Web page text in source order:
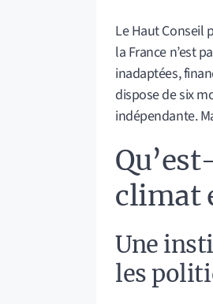
Le Haut Conseil
la France n’est
inadaptées,
dispose de six
indépendante.
climat
Une
les